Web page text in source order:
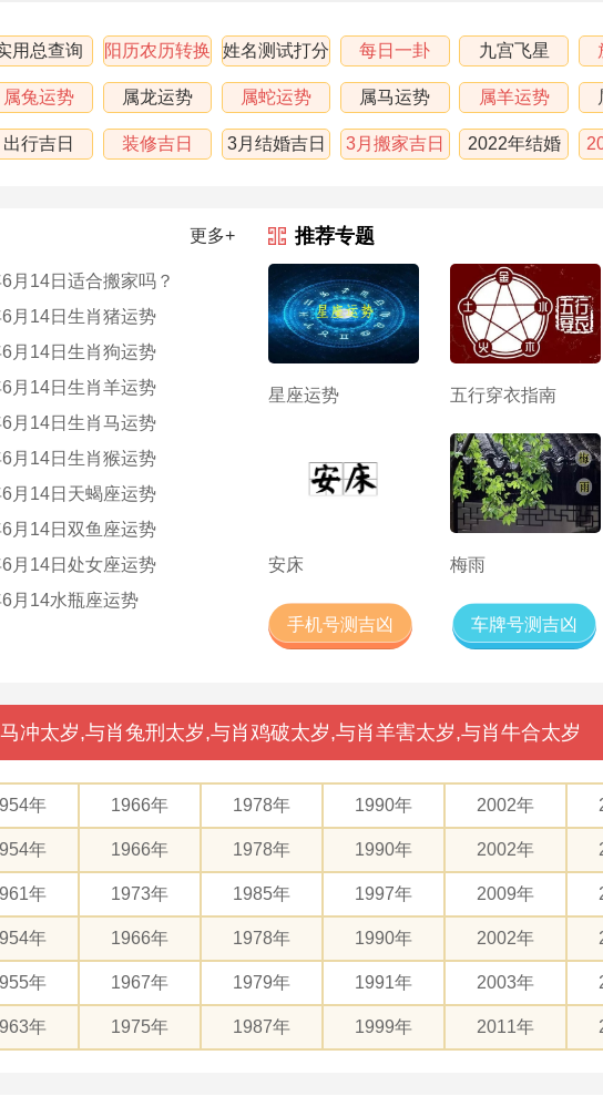
用总查询 阳历农历转换 姓名测试打分 每日一卦 九宫飞星
属兔运势 属龙运势 属蛇运势 属马运势 属羊运势
出行吉日 装修吉日
3月结婚吉日
3月搬家吉日
2022年结婚
更多+ 推荐专题
月14日适合搬家吗？
月14日生肖猪运势
月14日生肖狗运势
月14日生肖羊运势
月14日生肖马运势
月14日生肖猴运势
月14日天蝎座运势
月14日双鱼座运势
月14日处女座运势
月14水瓶座运势
星座运势 五行穿衣指南
安床 梅雨
手机号测吉凶 车牌号测吉凶
冲太岁,与肖兔刑太岁,与肖鸡破太岁,与肖羊害太岁,与肖牛合太岁
年 1966年 1978年 1990年 2002年
年 1966年 1978年 1990年 2002年
年 1973年 1985年 1997年 2009年
年 1966年 1978年 1990年 2002年
年 1967年 1979年 1991年 2003年
年 1975年 1987年 1999年 2011年